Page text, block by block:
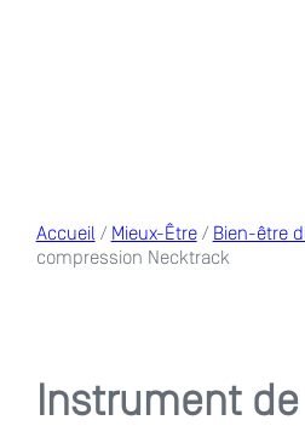
Accueil / Mieux-Être/ Bien-être
compression Necktrack
Instrument de